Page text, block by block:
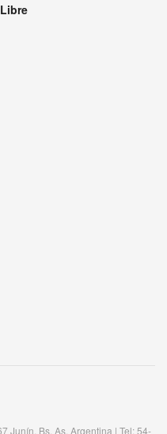
Junín, Bs. As. Argentina | Tel: 54-